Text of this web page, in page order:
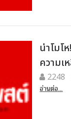
น่าโมโ
ความเ
2248
อ่านต่อ...